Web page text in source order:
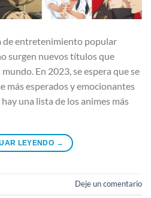
de entretenimiento popular
surgen nuevos títulos que
En 2023, se espera que se
más esperados y emocionantes
una lista de los animes más
LEYENDO →
Deje un comentario